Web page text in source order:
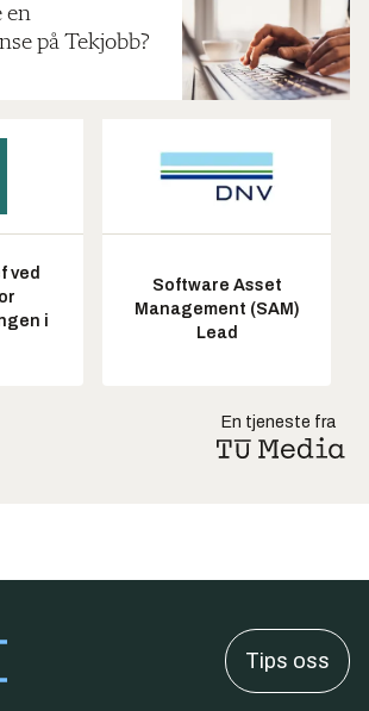
en
på Tekjobb?
ved
i
Software Asset
Management (SAM)
Lead
En tjeneste fra
Tips oss